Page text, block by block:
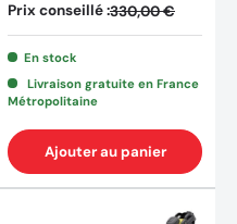
Prix conseillé :330,00 €
En stock
Livraison gratuite en France
Métropolitaine
Ajouter au panier